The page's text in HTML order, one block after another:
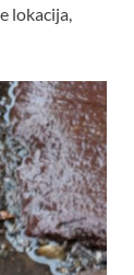
lokacija,